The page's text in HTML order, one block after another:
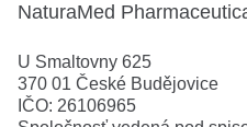
NaturaMed
U Smaltovny 625
370 01 České Budějovice
IČO: 26106965